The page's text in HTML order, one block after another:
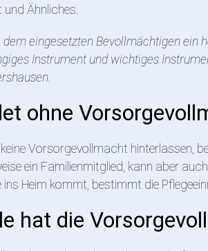
Ähnliches.
dem eingesetzten Bevollmächtigen ein
Instrument und wichtiges
ohne
Vorsorgevollmacht hinterlassen,
ein Familienmitglied, kann aber
Heim kommt, bestimmt die
hat die